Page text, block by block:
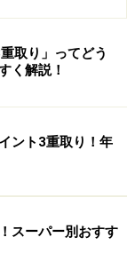
とは？
手続きなし
接マイルが貯ま
ナスポイント
取り」ってどう
く解説！
ント3重取り！年
スーパー別おすす